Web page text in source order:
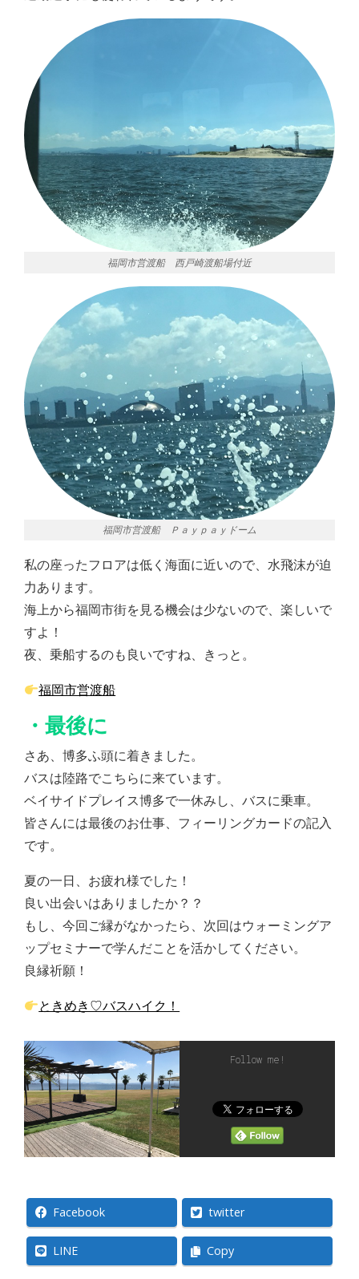
福岡市営渡船 西戸崎渡船場付近
福岡市営渡船 Ｐａｙｐａｙドーム
私の座ったフロアは低く海面に近いので、水飛沫が迫
力あります。
海上から福岡市街を見る機会は少ないので、楽しいで
すよ！
夜、乗船するのも良いですね、きっと。
福岡市営渡船
・最後に
さあ、博多ふ頭に着きました。
バスは陸路でこちらに来ています。
ベイサイドプレイス博多で一休みし、バスに乗車。
皆さんには最後のお仕事、フィーリングカードの記入
です。
夏の一日、お疲れ様でした！
良い出会いはありましたか？？
もし、今回ご縁がなかったら、次回はウォーミングア
ップセミナーで学んだことを活かしてください。
良縁祈願！
ときめき♡バスハイク！
Follow me!
Facebook twitter
LINE Copy